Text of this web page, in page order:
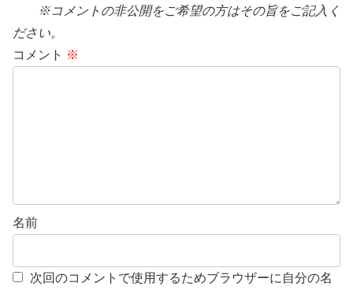
※コメントの非公開をご希望の方はその旨をご記入く
ださい。
コメント ※
名前
次回のコメントで使用するためブラウザーに自分の名